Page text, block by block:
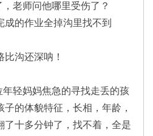
老师问他哪里受伤了？
的作业全掉沟里找不到
沟还深呐！
轻妈妈焦急的寻找走丢的孩
的体貌特征，长相，年龄，
了十多分钟了，找不着，全是